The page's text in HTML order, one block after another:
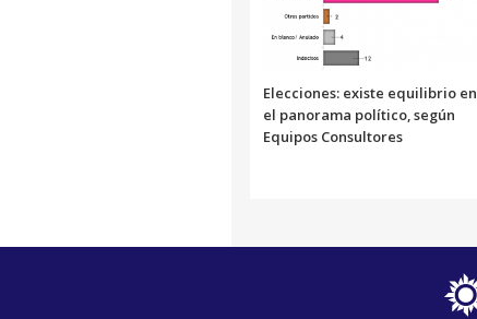
Elecciones: existe equilibrio en
el panorama político, según
Equipos Consultores